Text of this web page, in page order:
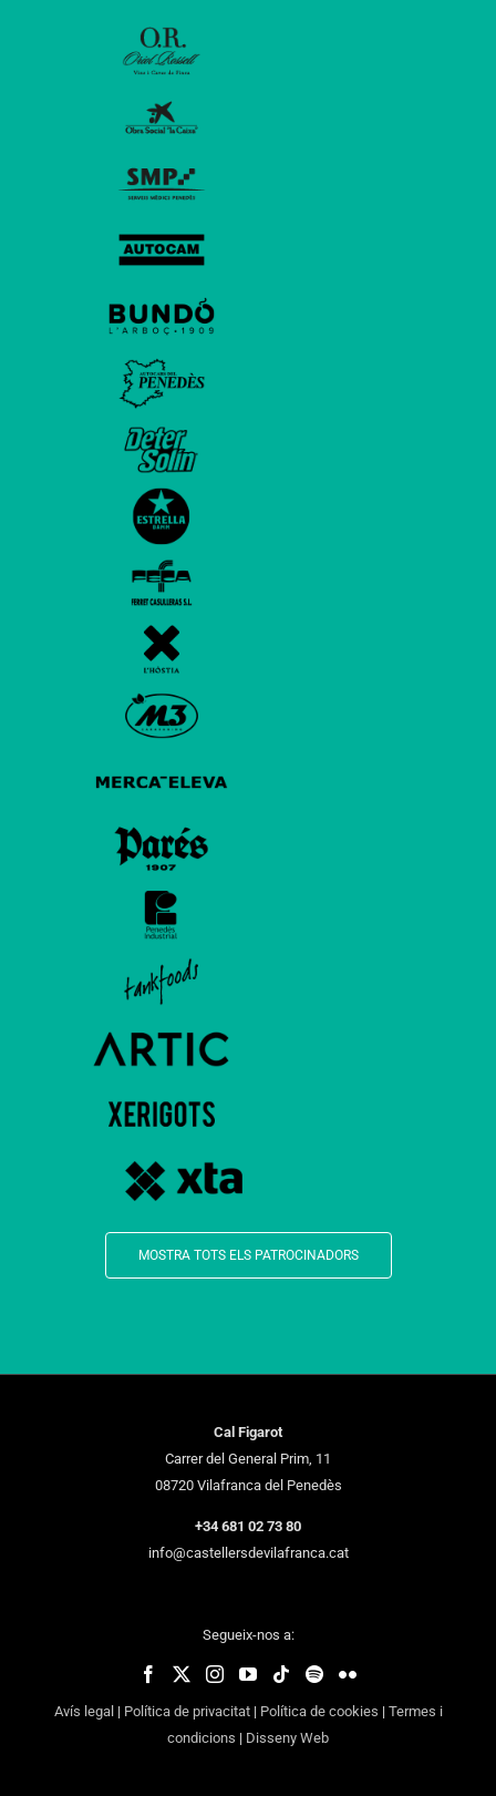
MOSTRA TOTS ELS PATROCINADORS
Cal Figarot
Carrer del General Prim, 11
08720 Vilafranca del Penedès
+34 681 02 73 80
info@castellersdevilafranca.cat
Segueix-nos a:
Avís legal | Política de privacitat| Política de cookies | Termes i
condicions | Disseny Web